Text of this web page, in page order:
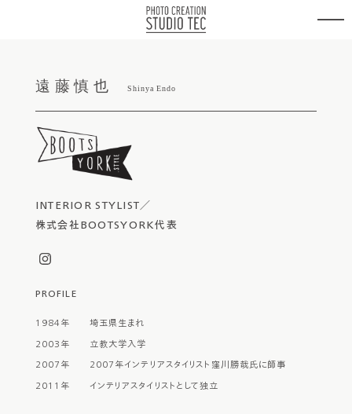
遠藤慎也 Shinya Endo
INTERIOR STYLIST／
株式会社BOOTSYORK代表
PROFILE
1984年 埼玉県生まれ
2003年 立教大学入学
2007年 2007年インテリアスタイリスト窪川勝哉氏に師事
2011年 インテリアスタイリストとして独立